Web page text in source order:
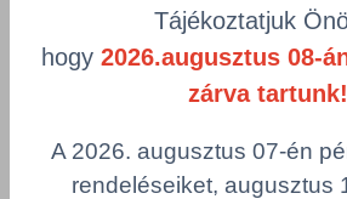
grid.filter.title.mobile
Cif Professional ablak- és
Tájékoztatjuk
hogy 2026.augusztus 08-
zárva tartunk!
A 2026. augusztus 07-én
rendeléseiket, augusztus